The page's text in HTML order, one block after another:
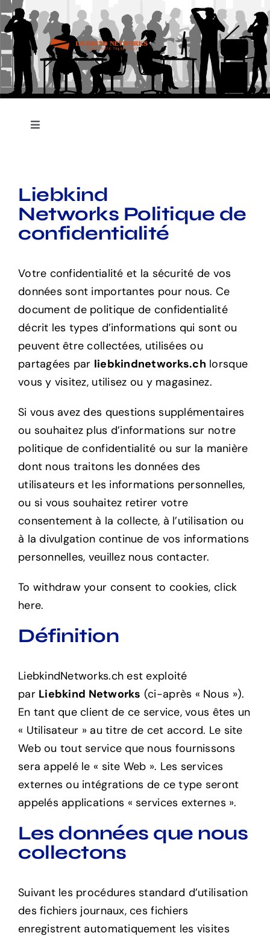
Skip
to
content
Toggle
Nos Services
Contact
Liebkind
Networks Politique de
confidentialité
Votre confidentialité et la sécurité de vos
données sont importantes pour nous. Ce
document de politique de confidentialité
décrit les types d’informations qui sont ou
peuvent être collectées, utilisées ou
partagées par liebkindnetworks.ch lorsque
vous y visitez, utilisez ou y magasinez.
Si vous avez des questions supplémentaires
ou souhaitez plus d’informations sur notre
politique de confidentialité ou sur la manière
dont nous traitons les données des
utilisateurs et les informations personnelles,
ou si vous souhaitez retirer votre
consentement à la collecte, à l’utilisation ou
à la divulgation continue de vos informations
personnelles, veuillez nous contacter.
To withdraw your consent to cookies, click
here.
Définition
LiebkindNetworks.chest exploité
par Liebkind Networks (ci-après « Nous »).
En tant que client de ce service, vous êtes un
« Utilisateur » au titre de cet accord. Le site
Web ou tout service que nous fournissons
sera appelé le « site Web ». Les services
externes ou intégrations de ce type seront
appelés applications « services externes ».
Les données que nous
collectons
Suivant les procédures standard d’utilisation
des fichiers journaux, ces fichiers
enregistrent automatiquement les visites